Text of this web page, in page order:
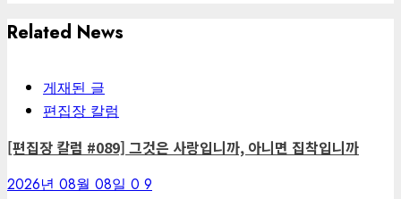
Related News
게재된 글
편집장 칼럼
[편집장 칼럼 #089] 그것은 사랑입니까, 아니면 집착입니까
2026년 08월 08일 0 9